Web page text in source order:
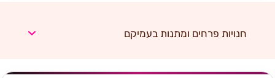
חנויות פרחים ומתנות בעמיקם